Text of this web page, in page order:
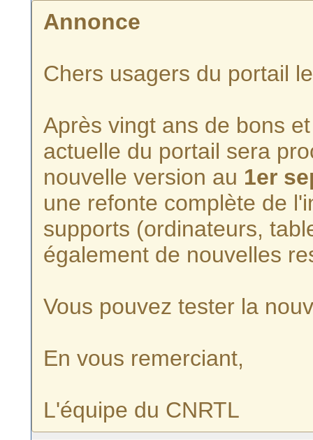
Annonce
Chers usagers du portail
Après vingt ans de bons
actuelle du portail sera
nouvelle version au 1er
une refonte complète de
supports (ordinateurs,
également de nouvelles
Vous pouvez tester la
En vous remerciant,
L'équipe du CNRTL